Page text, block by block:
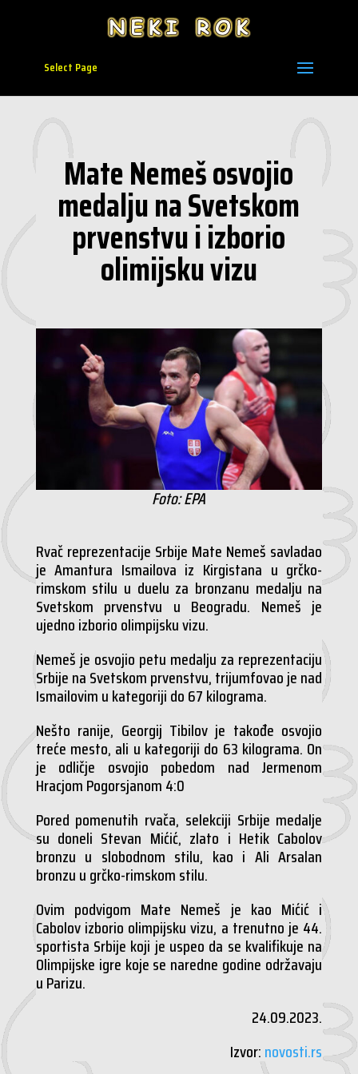
Select Page
Mate Nemeš osvojio
medalju na Svetskom
prvenstvu i izborio
olimijsku vizu
Foto: EPA
Rvač reprezentacije Srbije Mate Nemeš savladao
je Amantura Ismailova iz Kirgistana u grčko-
rimskom stilu u duelu za bronzanu medalju na
Svetskom prvenstvu u Beogradu. Nemeš je
ujedno izborio olimpijsku vizu.
Nemeš je osvojio petu medalju za reprezentaciju
Srbije na Svetskom prvenstvu, trijumfovao je nad
Ismailovim u kategoriji do 67 kilograma.
Nešto ranije, Georgij Tibilov je takođe osvojio
treće mesto, ali u kategoriji do 63 kilograma. On
je odličje osvojio pobedom nad Jermenom
Hracjom Pogorsjanom 4:0
Pored pomenutih rvača, selekciji Srbije medalje
su doneli Stevan Mićić, zlato i Hetik Cabolov
bronzu u slobodnom stilu, kao i Ali Arsalan
bronzu u grčko-rimskom stilu.
Ovim podvigom Mate Nemeš je kao Mićić i
Cabolov izborio olimpijsku vizu, a trenutno je 44.
sportista Srbije koji je uspeo da se kvalifikuje na
Olimpijske igre koje se naredne godine održavaju
u Parizu.
24.09.2023.
Izvor:novosti.rs